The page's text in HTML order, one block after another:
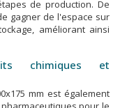
de production. De
gagner de l'espace sur
améliorant ainsi
chimiques et
mm est également